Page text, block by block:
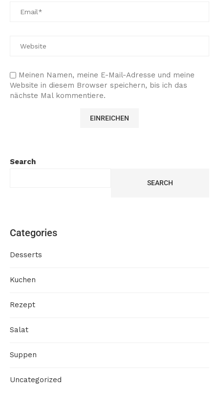
Meinen Namen, meine E-Mail-Adresse und meine
Website in diesem Browser speichern, bis ich das
nächste Mal kommentiere.
Search
SEARCH
Categories
Desserts
Kuchen
Rezept
Salat
Suppen
Uncategorized